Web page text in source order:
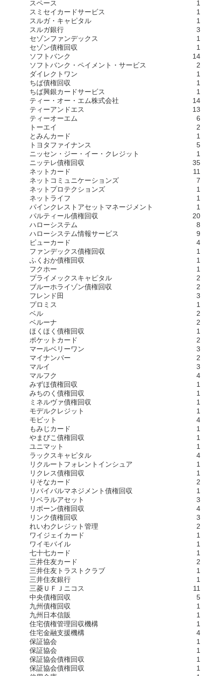
スペース
1
スミセイカードサービス
1
スルガ・キャピタル
1
スルガ銀行
3
セゾンファンデックス
1
セゾン債権回収
1
ソフトバンク
14
ソフトバンク・ペイメント・サービス
2
ダイレクトワン
1
ちば債権回収
1
ちば興銀カードサービス
1
ティー・オー・エム株式会社
14
ティーアンドエス
13
ティーオーエム
6
トーエイ
2
とみんカード
1
トヨタファイナンス
5
ニッセン・ジー・イー・クレジット
1
ニッテレ債権回収
35
ネットカード
11
ネットコミュニケーションズ
7
ネットプロテクションズ
1
ネットライフ
1
パインクレストアセットマネージメント
1
パルティール債権回収
20
ハローシステム
8
ハローシステム情報サービス
9
ビューカード
4
ファンデックス債権回収
1
ふくおか債権回収
1
フクホー
1
プライメックスキャピタル
2
ブルーホライゾン債権回収
2
フレンド田
3
プロミス
1
ベル
2
ベルーナ
2
ほくほく債権回収
1
ポケットカード
2
マールベリーワン
3
マイナンバー
2
マルイ
3
マルフク
4
みずほ債権回収
1
みちのく債権回収
1
ミネルヴァ債権回収
1
モデルクレジット
1
モビット
4
もみじカード
1
やまびこ債権回収
1
ユニマット
1
ラックスキャピタル
4
リクルートフォレントインシュア
1
リクレス債権回収
1
りそなカード
2
リバイバルマネジメント債権回収
1
リベラルアセット
3
リボーン債権回収
4
リンク債権回収
3
れいわクレジット管理
2
ワイジェイカード
1
ワイモバイル
1
七十七カード
1
三井住友カード
2
三井住友トラストクラブ
1
三井住友銀行
1
三菱ＵＦＪニコス
11
中央債権回収
5
九州債権回収
1
九州日本信販
1
住宅債権管理回収機構
1
住宅金融支援機構
4
保証協会
1
保証協会
1
保証協会債権回収
1
保証協会債権回収
1